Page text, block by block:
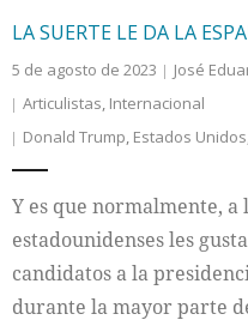
LA SUERTE LE DA LA
5 de agosto de 2023
José
Articulistas, Internacional
Donald Trump, Estados Unidos
Y es que normalmente, a
estadounidenses les
candidatos a la
durante la mayor parte